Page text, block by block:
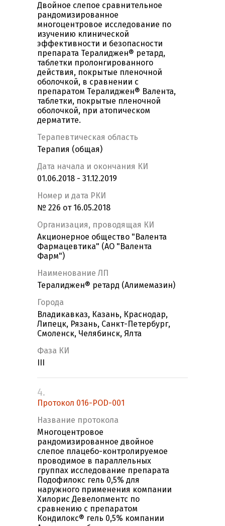
Двойное слепое сравнительное
рандомизированное
многоцентровое исследование по
изучению клинической
эффективности и безопасности
препарата Тералиджен® ретард,
таблетки пролонгированного
действия, покрытые пленочной
оболочкой, в сравнении с
препаратом Тералиджен® Валента,
таблетки, покрытые пленочной
оболочкой, при атопическом
дерматите.
Терапевтическая область
Терапия (общая)
Дата начала и окончания КИ
01.06.2018 - 31.12.2019
Номер и дата РКИ
№ 226 от 16.05.2018
Организация, проводящая КИ
Акционерное общество "Валента
Фармацевтика" (АО "Валента
Фарм")
Наименование ЛП
Тералиджен® ретард (Алимемазин)
Города
Владикавказ, Казань, Краснодар,
Липецк, Рязань, Санкт-Петербург,
Смоленск, Челябинск, Ялта
Фаза КИ
4.
Протокол 016-POD-001
Название протокола
Многоцентровое
рандомизированное двойное
слепое плацебо-контролируемое
проводимое в параллельных
группах исследование препарата
Подофилокс гель 0,5% для
наружного применения компании
Хилорис Девелопментс по
сравнению с препаратом
Кондилокс® гель 0,5% компании